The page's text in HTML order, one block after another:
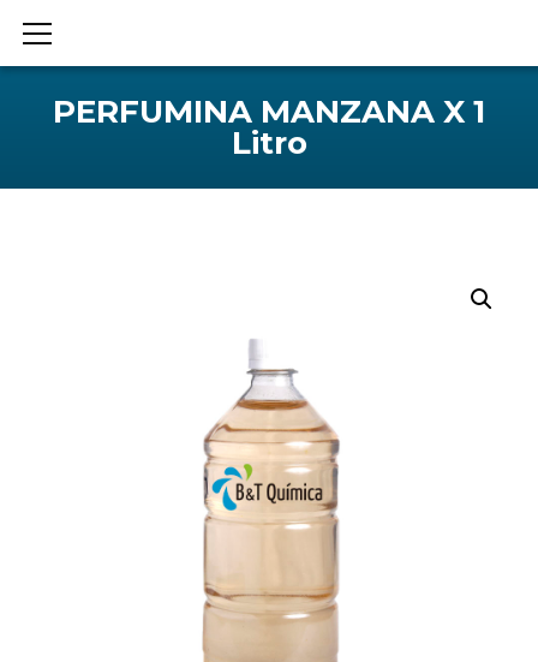
PERFUMINA MANZANA X 1
Litro